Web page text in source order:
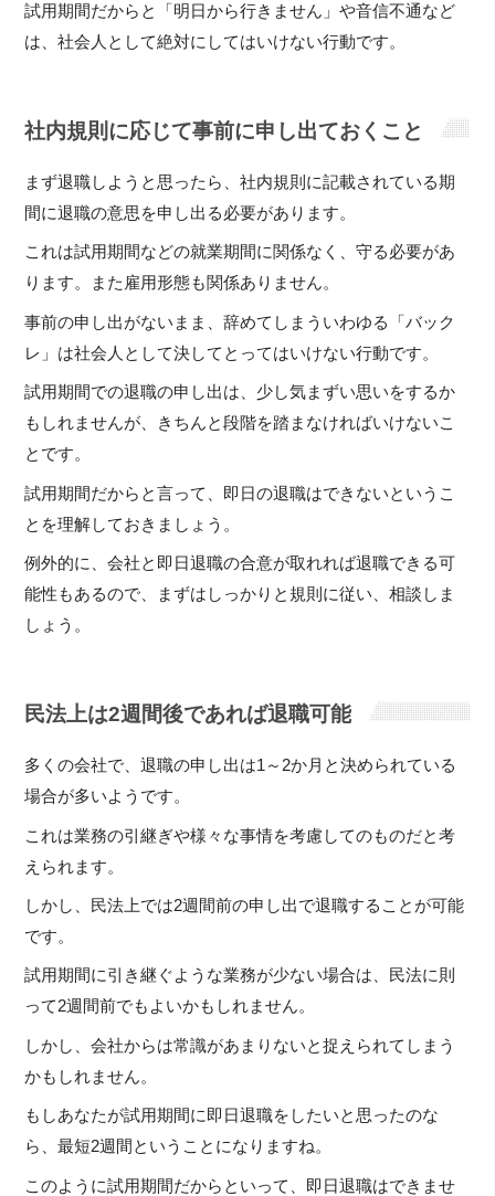
試用期間だからと「明日から行きません」や音信不通など
は、社会人として絶対にしてはいけない行動です。
社内規則に応じて事前に申し出ておくこと
まず退職しようと思ったら、社内規則に記載されている期
間に退職の意思を申し出る必要があります。
これは試用期間などの就業期間に関係なく、守る必要があ
ります。また雇用形態も関係ありません。
事前の申し出がないまま、辞めてしまういわゆる「バック
レ」は社会人として決してとってはいけない行動です。
試用期間での退職の申し出は、少し気まずい思いをするか
もしれませんが、きちんと段階を踏まなければいけないこ
とです。
試用期間だからと言って、即日の退職はできないというこ
とを理解しておきましょう。
例外的に、会社と即日退職の合意が取れれば退職できる可
能性もあるので、まずはしっかりと規則に従い、相談しま
しょう。
民法上は2週間後であれば退職可能
多くの会社で、退職の申し出は1～2か月と決められている
場合が多いようです。
これは業務の引継ぎや様々な事情を考慮してのものだと考
えられます。
しかし、民法上では2週間前の申し出で退職することが可能
です。
試用期間に引き継ぐような業務が少ない場合は、民法に則
って2週間前でもよいかもしれません。
しかし、会社からは常識があまりないと捉えられてしまう
かもしれません。
もしあなたが試用期間に即日退職をしたいと思ったのな
ら、最短2週間ということになりますね。
このように試用期間だからといって、即日退職はできませ